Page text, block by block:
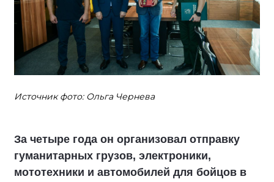
Источник фото: Ольга Чернева
За четыре года он организовал отправку
гуманитарных грузов, электроники,
мототехники и автомобилей для бойцов в